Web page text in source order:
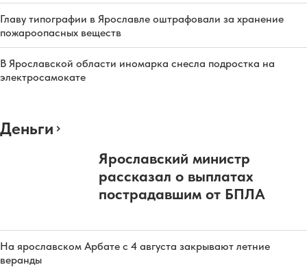
Главу типографии в Ярославле оштрафовали за хранение
пожароопасных веществ
В Ярославской области иномарка снесла подростка на
электросамокате
Деньги
Ярославский министр
рассказал о выплатах
пострадавшим от БПЛА
На ярославском Арбате с 4 августа закрывают летние
веранды